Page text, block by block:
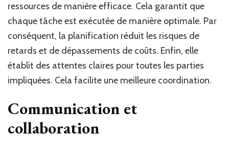
ressources de manière efficace. Cela garantit que
chaque tâche est exécutée de manière optimale. Par
conséquent, la planification réduit les risques de
retards et de dépassements de coûts. Enfin, elle
établit des attentes claires pour toutes les parties
impliquées. Cela facilite une meilleure coordination.
Communication et
collaboration